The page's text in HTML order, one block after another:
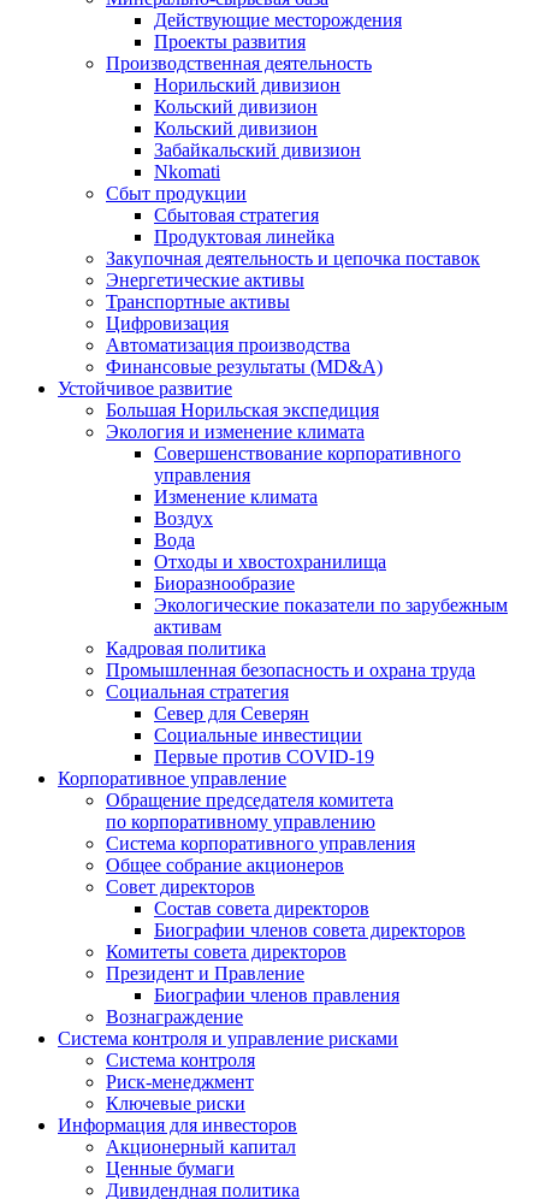
Действующие месторождения
Проекты развития
Производственная деятельность
Норильский дивизион
Кольский дивизион
Кольский дивизион
Забайкальский дивизион
Nkomati
Сбыт продукции
Сбытовая стратегия
Продуктовая линейка
Закупочная деятельность и цепочка поставок
Энергетические активы
Транспортные активы
Цифровизация
Автоматизация производства
Финансовые результаты (MD&A)
Устойчивое развитие
Большая Норильская экспедиция
Экология и изменение климата
Совершенствование корпоративного
управления
Изменение климата
Воздух
Вода
Отходы и хвостохранилища
Биоразнообразие
Экологические показатели по зарубежным
активам
Кадровая политика
Промышленная безопасность и охрана труда
Социальная стратегия
Север для Северян
Социальные инвестиции
Первые против COVID‑19
Корпоративное управление
Обращение председателя комитета
по корпоративному управлению
Система корпоративного управления
Общее собрание акционеров
Совет директоров
Состав совета директоров
Биографии членов совета директоров
Комитеты совета директоров
Президент и Правление
Биографии членов правления
Вознаграждение
Система контроля и управление рисками
Система контроля
Риск-менеджмент
Ключевые риски
Информация для инвесторов
Акционерный капитал
Ценные бумаги
Дивидендная политика